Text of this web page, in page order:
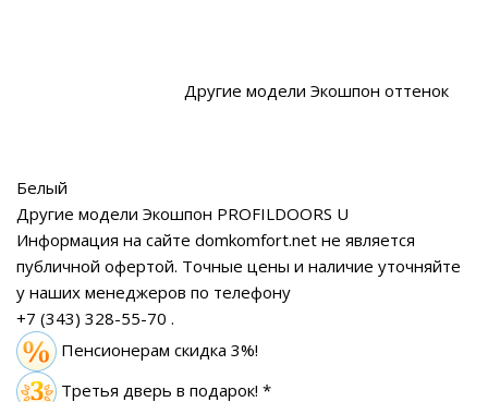
Другие модели Экошпон оттенок
Белый
Другие модели Экошпон PROFILDOORS U
Информация на сайте domkomfort.net не является
публичной офертой. Точные цены и наличие уточняйте
у наших менеджеров по телефону
+7 (343) 328-55-70 .
Пенсионерам скидка 3%!
Третья дверь в подарок! *